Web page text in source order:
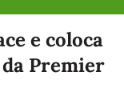
e coloca
Premier